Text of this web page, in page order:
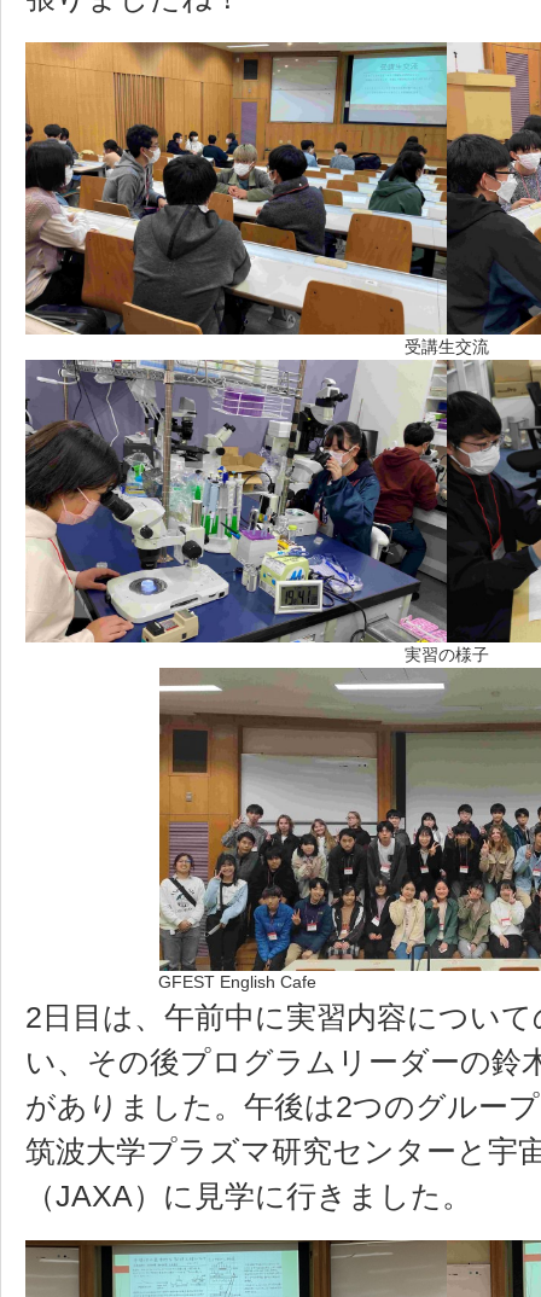
受講生交流
実習の様子
GFEST English Cafe
2日目は、午前中に実習内容につい
い、その後プログラムリーダーの鈴
がありました。午後は2つのグルー
筑波大学プラズマ研究センターと宇
（JAXA）に見学に行きました。